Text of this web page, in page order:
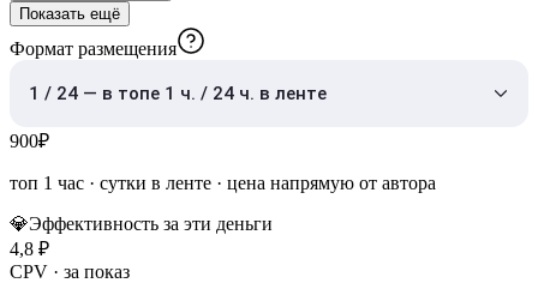
Показать ещё
Формат размещения
1 / 24 — в топе 1 ч. / 24 ч. в ленте
900₽
топ 1 час · сутки в ленте · цена напрямую от автора
💎Эффективность за эти деньги
4,8 ₽
CPV · за показ